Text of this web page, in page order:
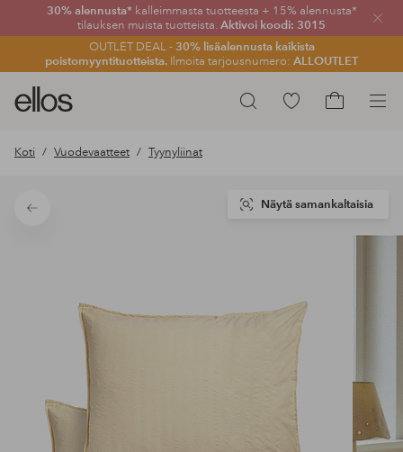
30% alennusta*kalleimmasta tuotteesta + 15% alennusta*
tilauksen muista tuotteista. Aktivoi koodi: 3015
OUTLET DEAL -30% lisäalennusta kaikista
poistomyyntituotteista. Ilmoita tarjousnumero: ALLOUTLET
Sulje
Hae
Ellos-
logo
siirry
Siirry
Koti Vuodevaatteet Tyynyliinat
Takaisin
Näytä samankaltaisia